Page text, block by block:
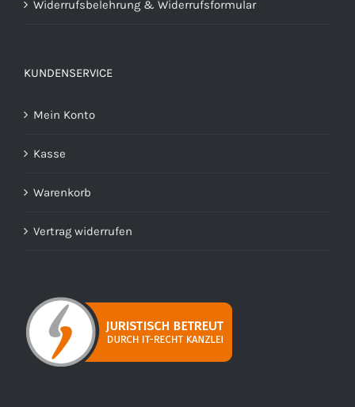
Widerrufsbelehrung & Widerrufsformular
KUNDENSERVICE
Mein Konto
Kasse
Warenkorb
Vertrag widerrufen